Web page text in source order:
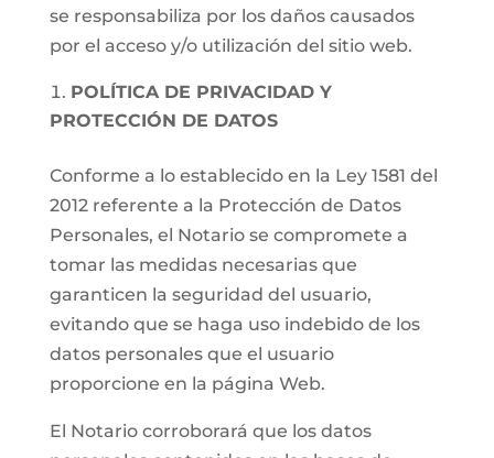
se responsabiliza por los daños causados
por el acceso y/o utilización del sitio web.
POLÍTICA DE PRIVACIDAD Y
PROTECCIÓN DE DATOS
Conforme a lo establecido en la Ley 1581 del
2012 referente a la Protección de Datos
Personales, el Notario se compromete a
tomar las medidas necesarias que
garanticen la seguridad del usuario,
evitando que se haga uso indebido de los
datos personales que el usuario
proporcione en la página Web.
El Notario corroborará que los datos